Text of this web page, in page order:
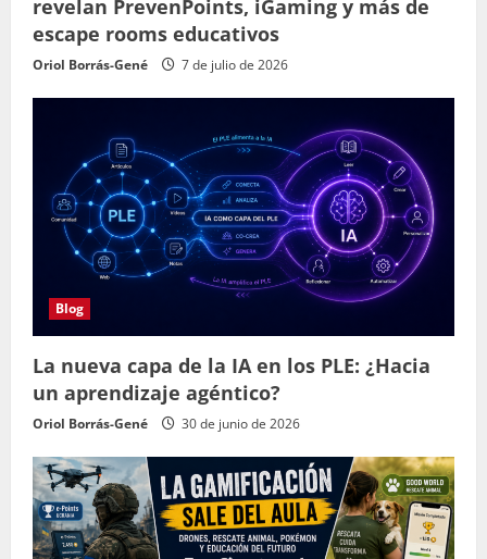
revelan PrevenPoints, iGaming y más de
escape rooms educativos
Oriol Borrás-Gené 7 de julio de 2026
Blog
La nueva capa de la IA en los PLE: ¿Hacia
un aprendizaje agéntico?
Oriol Borrás-Gené 30 de junio de 2026